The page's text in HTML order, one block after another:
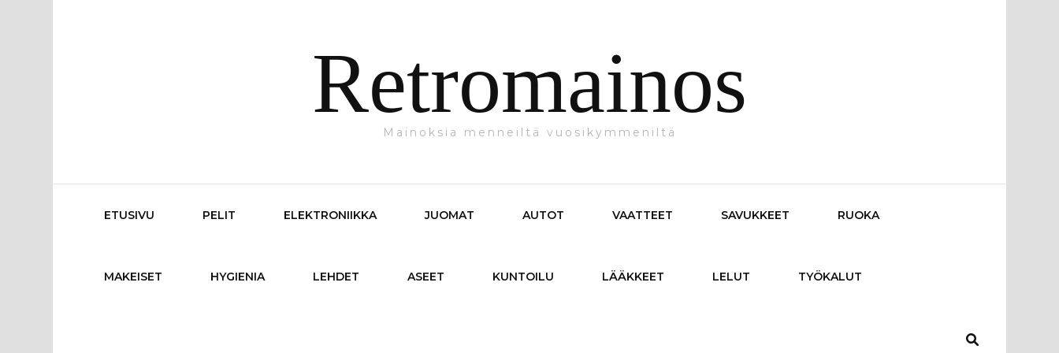
Retromainos
Mainoksia menneiltä vuosikymmeniltä
ETUSIVU PELIT ELEKTRONIIKKA JUOMAT AUTOT VAATTEET SAVUKKEET RUOKA
MAKEISET HYGIENIA LEHDET ASEET KUNTOILU LÄÄKKEET LELUT TYÖKALUT